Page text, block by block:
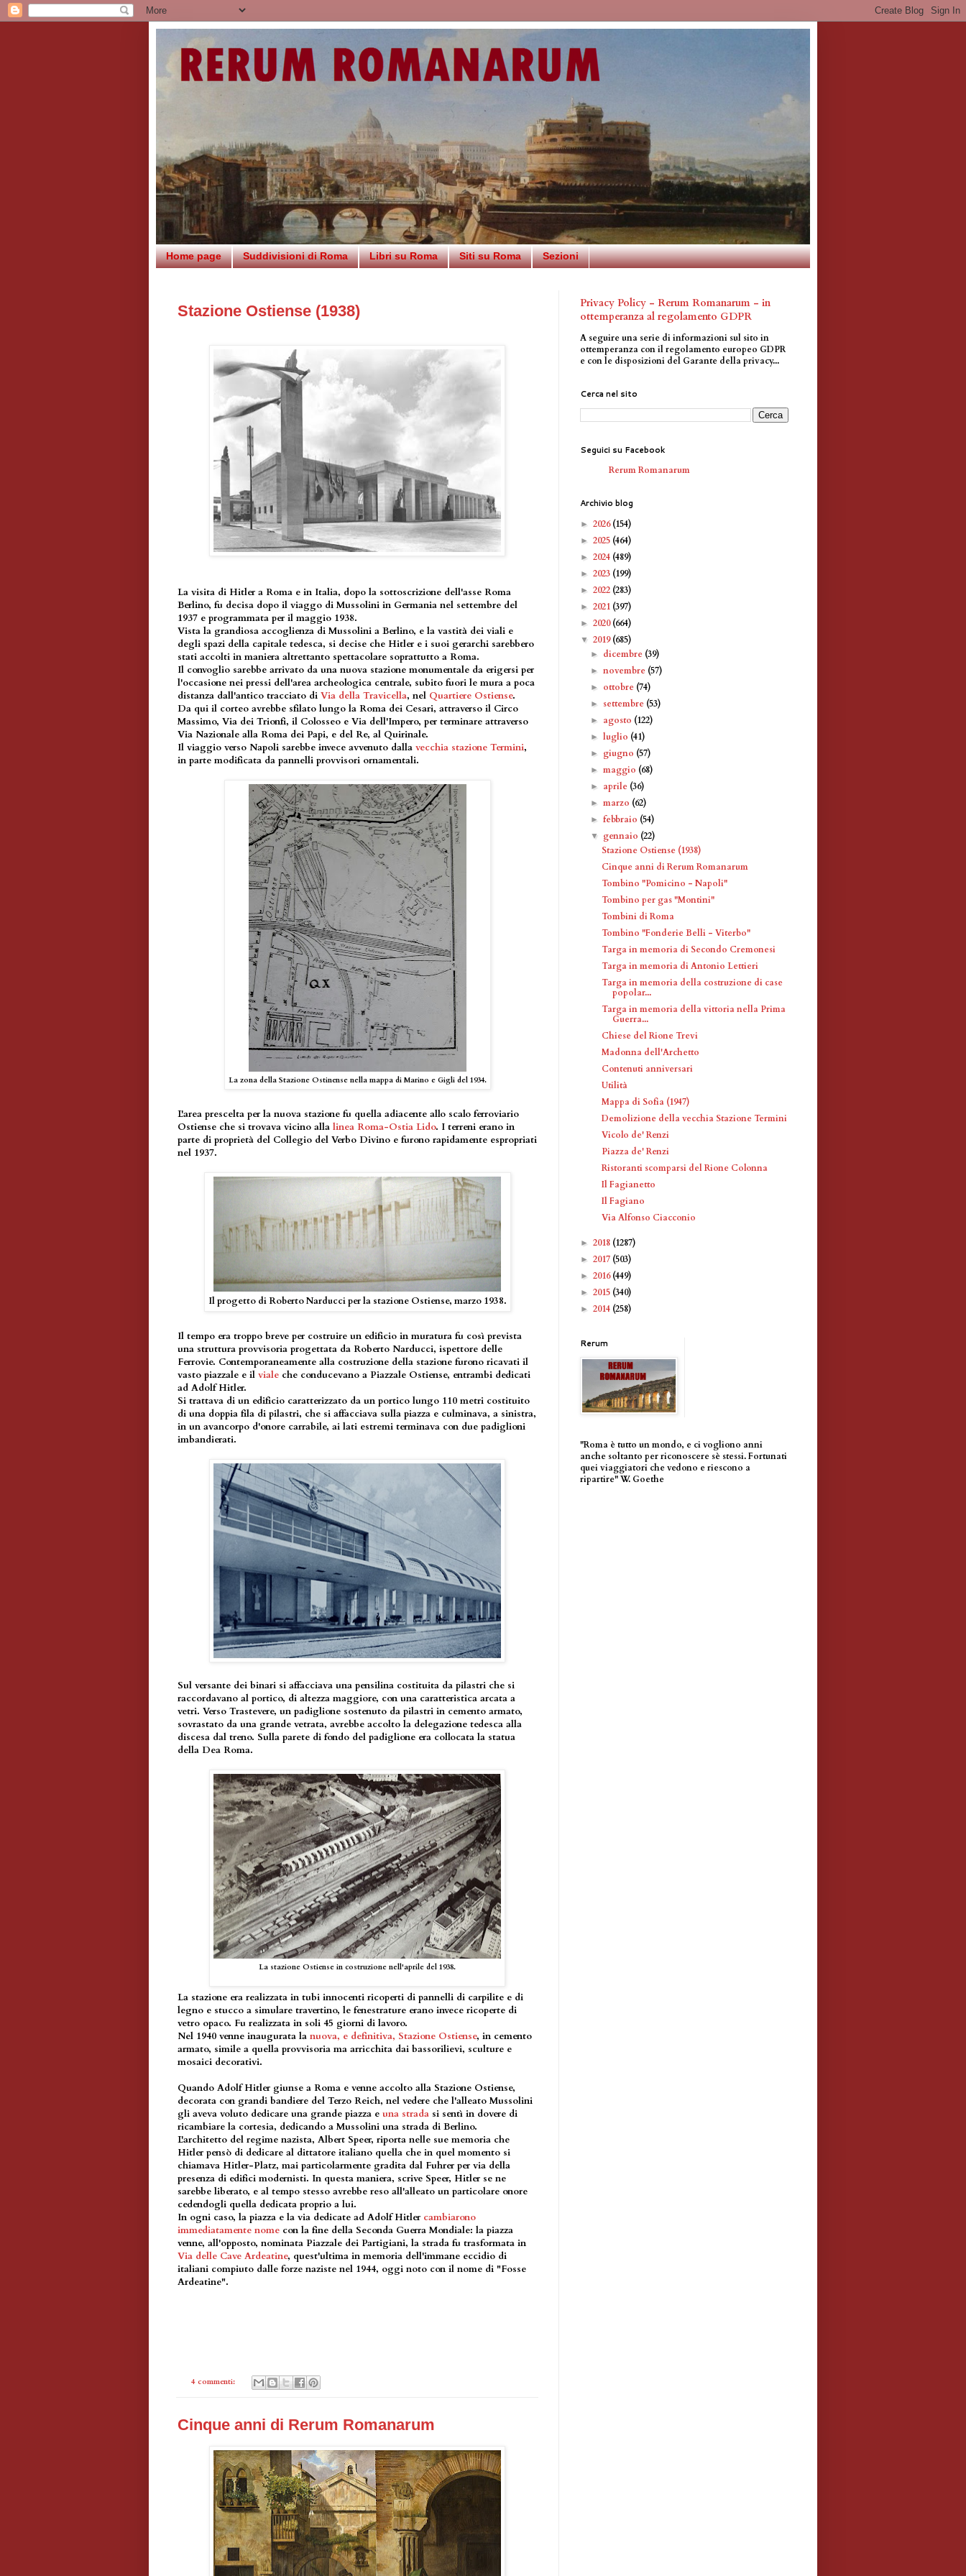
Home page Suddivisioni di Roma Libri su Roma Siti su Roma Sezioni
Stazione Ostiense (1938)
La visita di Hitler a Roma e in Italia, dopo la sottoscrizione dell'asse Roma
Berlino, fu decisa dopo il viaggo di Mussolini in Germania nel settembre del
1937 e programmata per il maggio 1938.
Vista la grandiosa accoglienza di Mussolini a Berlino, e la vastità dei viali e
degli spazi della capitale tedesca, si decise che Hitler e i suoi gerarchi sarebbero
stati accolti in maniera altrettanto spettacolare soprattutto a Roma.
Il convoglio sarebbe arrivato da una nuova stazione monumentale da erigersi per
l'occasione nei pressi dell'area archeologica centrale, subito fuori le mura a poca
distanza dall'antico tracciato di Via della Travicella, nel Quartiere Ostiense.
Da qui il corteo avrebbe sfilato lungo la Roma dei Cesari, attraverso il Circo
Massimo, Via dei Trionfi, il Colosseo e Via dell'Impero, per terminare attraverso
Via Nazionale alla Roma dei Papi, e del Re, al Quirinale.
Il viaggio verso Napoli sarebbe invece avvenuto dalla vecchia stazione Termini,
in parte modificata da pannelli provvisori ornamentali.
La zona della Stazione Ostinense nella mappa di Marino e Gigli del 1934.
L'area prescelta per la nuova stazione fu quella adiacente allo scalo ferroviario
Ostiense che si trovava vicino alla linea Roma-Ostia Lido. I terreni erano in
parte di proprietà del Collegio del Verbo Divino e furono rapidamente espropriati
nel 1937.
Il progetto di Roberto Narducci per la stazione Ostiense, marzo 1938.
Il tempo era troppo breve per costruire un edificio in muratura fu così prevista
una struttura provvisoria progettata da Roberto Narducci, ispettore delle
Ferrovie. Contemporaneamente alla costruzione della stazione furono ricavati il
vasto piazzale e il viale che conducevano a Piazzale Ostiense, entrambi dedicati
ad Adolf Hitler.
Si trattava di un edificio caratterizzato da un portico lungo 110 metri costituito
di una doppia fila di pilastri, che si affacciava sulla piazza e culminava, a sinistra,
in un avancorpo d'onore carrabile, ai lati estremi terminava con due padiglioni
imbandierati.
Sul versante dei binari si affacciava una pensilina costituita da pilastri che si
raccordavano al portico, di altezza maggiore, con una caratteristica arcata a
vetri. Verso Trastevere, un padiglione sostenuto da pilastri in cemento armato,
sovrastato da una grande vetrata, avrebbe accolto la delegazione tedesca alla
discesa dal treno. Sulla parete di fondo del padiglione era collocata la statua
della Dea Roma.
La stazione Ostiense in costruzione nell'aprile del 1938.
La stazione era realizzata in tubi innocenti ricoperti di pannelli di carpilite e di
legno e stucco a simulare travertino, le fenestrature erano invece ricoperte di
vetro opaco. Fu realizzata in soli 45 giorni di lavoro.
Nel 1940 venne inaugurata la nuova, e definitiva, Stazione Ostiense, in cemento
armato, simile a quella provvisoria ma arricchita dai bassorilievi, sculture e
mosaici decorativi.
Quando Adolf Hitler giunse a Roma e venne accolto alla Stazione Ostiense,
decorata con grandi bandiere del Terzo Reich, nel vedere che l'alleato Mussolini
gli aveva voluto dedicare una grande piazza e una strada si sentì in dovere di
ricambiare la cortesia, dedicando a Mussolini una strada di Berlino.
L'architetto del regime nazista, Albert Speer, riporta nelle sue memoria che
Hitler pensò di dedicare al dittatore italiano quella che in quel momento si
chiamava Hitler-Platz, mai particolarmente gradita dal Fuhrer per via della
presenza di edifici modernisti. In questa maniera, scrive Speer, Hitler se ne
sarebbe liberato, e al tempo stesso avrebbe reso all'alleato un particolare onore
cedendogli quella dedicata proprio a lui.
In ogni caso, la piazza e la via dedicate ad Adolf Hitler cambiarono
immediatamente nome con la fine della Seconda Guerra Mondiale: la piazza
venne, all'opposto, nominata Piazzale dei Partigiani, la strada fu trasformata in
Via delle Cave Ardeatine, quest'ultima in memoria dell'immane eccidio di
italiani compiuto dalle forze naziste nel 1944, oggi noto con il nome di "Fosse
Ardeatine".
4 commenti:
Cinque anni di Rerum Romanarum
Privacy Policy - Rerum Romanarum - in
ottemperanza al regolamento GDPR
A seguire una serie di informazioni sul sito in
ottemperanza con il regolamento europeo GDPR
e con le disposizioni del Garante della privacy...
Cerca nel sito
Seguici su Facebook
Rerum Romanarum
Archivio blog
► 2026(154)
► 2025 (464)
► 2024 (489)
► 2023 (199)
► 2022 (283)
► 2021 (397)
► 2020(664)
▼ 2019(685)
► dicembre (39)
►novembre (57)
► ottobre (74)
► settembre (53)
► agosto (122)
►luglio (41)
► giugno (57)
►maggio (68)
► aprile (36)
►marzo (62)
►febbraio (54)
▼ gennaio (22)
Stazione Ostiense (1938)
Cinque anni di Rerum Romanarum
Tombino "Pomicino - Napoli"
Tombino per gas "Montini"
Tombini di Roma
Tombino "Fonderie Belli - Viterbo"
Targa in memoria di Secondo Cremonesi
Targa in memoria di Antonio Lettieri
Targa in memoria della costruzione di case
popolar...
Targa in memoria della vittoria nella Prima
Guerra...
Chiese del Rione Trevi
Madonna dell'Archetto
Contenuti anniversari
Utilità
Mappa di Sofia (1947)
Demolizione della vecchia Stazione Termini
Vicolo de' Renzi
Piazza de' Renzi
Ristoranti scomparsi del Rione Colonna
Il Fagianetto
Il Fagiano
Via Alfonso Ciacconio
► 2018 (1287)
► 2017 (503)
► 2016(449)
► 2015 (340)
► 2014 (258)
Rerum
"Roma è tutto un mondo, e ci vogliono anni
anche soltanto per riconoscere sè stessi. Fortunati
quei viaggiatori che vedono e riescono a
ripartire" W. Goethe